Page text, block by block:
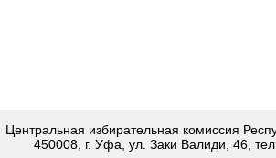
Центральная избирательная комиссия
450008, г. Уфа, ул. Заки Валиди, 46,